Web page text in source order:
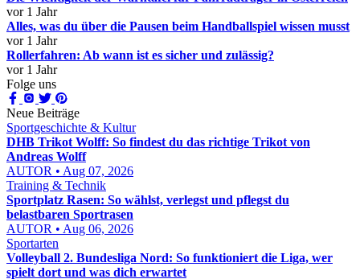
vor 1 Jahr
Alles, was du über die Pausen beim Handballspiel wissen musst
vor 1 Jahr
Rollerfahren: Ab wann ist es sicher und zulässig?
vor 1 Jahr
Folge uns
Neue Beiträge
Sportgeschichte & Kultur
DHB Trikot Wolff: So findest du das richtige Trikot von
Andreas Wolff
AUTOR • Aug 07, 2026
Training & Technik
Sportplatz Rasen: So wählst, verlegst und pflegst du
belastbaren Sportrasen
AUTOR • Aug 06, 2026
Sportarten
Volleyball 2. Bundesliga Nord: So funktioniert die Liga, wer
spielt dort und was dich erwartet